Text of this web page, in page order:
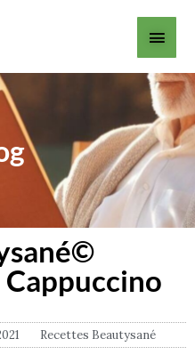
Recettes Beautysané